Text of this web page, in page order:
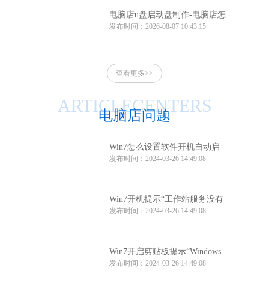
电脑店u盘启动盘制作-电脑店怎
么制作u盘启动盘
发布时间：2026-08-07 10:43:15
查看更多>>
电脑店问题
ARTICLECENTERS
Win7怎么设置软件开机自动启
动？Win7软件开机自动启动设
发布时间：2024-03-26 14:49:08
Win7开机提示“工作站服务没有
启动”怎么办？
发布时间：2024-03-26 14:49:08
Win7开启剪贴板提示“Windows
找不到clipbrd.exe文件”怎么办
发布时间：2024-03-26 14:49:08